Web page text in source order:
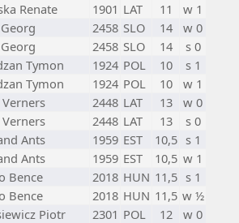
Renate 1901 LAT 11
w 1
2458 SLO 14
w 0
2458 SLO 14
s 0
Tymon 1924 POL 10
s 1
Tymon 1924 POL 10
w 1
2448 LAT 13
w 0
2448 LAT 13
s 0
Ants 1959 EST 10,5 s 1
Ants 1959 EST 10,5 w 1
Bence 2018 HUN 11,5 s 1
Bence 2018 HUN 11,5 w ½
Piotr 2301 POL 12
w 0